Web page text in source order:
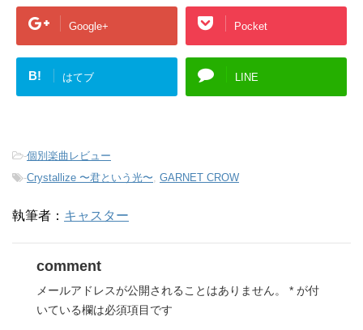
Google+ Pocket
B! はてブ LINE
-個別楽曲レビュー
-Crystallize 〜君という光〜, GARNET CROW
執筆者： キャスター
comment
メールアドレスが公開されることはありません。 * が付
いている欄は必須項目です